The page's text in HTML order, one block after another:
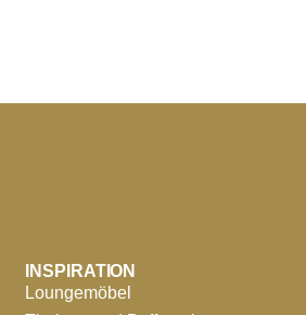
INSPIRATION
Loungemöbel